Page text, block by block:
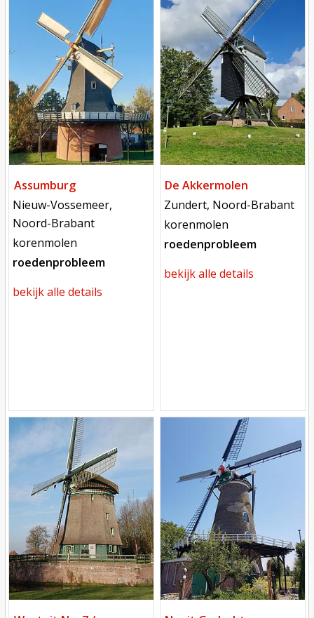
Assumburg
locatie
Nieuw-Vossemeer,
Noord-Brabant
functie
korenmolen
roedenprobleem
bekijk alle details
De Akkermolen
locatie
Zundert, Noord-Brabant
functie
korenmolen
roedenprobleem
bekijk alle details
Mill